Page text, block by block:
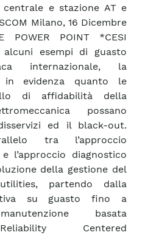
e stazione AT e
Milano, 16 Dicembre
POWER POINT *CESI
alcuni esempi di guasto
internazionale, la
in evidenza quanto le
di affidabilità della
possano
ed il black-out.
tra l’approccio
l’approccio diagnostico
della gestione del
partendo dalla
su guasto fino a
basata
Centered